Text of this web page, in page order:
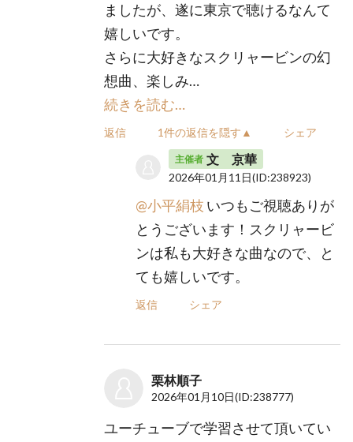
ましたが、遂に東京で聴けるなんて
嬉しいです。
さらに大好きなスクリャービンの幻
想曲、楽しみ…
続きを読む…
返信 1件の返信を隠す▲ シェア
主催者 文 京華
2026年01月11日(ID:238923)
@小平絹枝 いつもご視聴ありが
とうございます！スクリャービ
ンは私も大好きな曲なので、と
ても嬉しいです。
返信 シェア
栗林順子
2026年01月10日(ID:238777)
ユーチューブで学習させて頂いてい